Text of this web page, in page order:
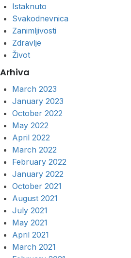
Istaknuto
Svakodnevnica
Zanimljivosti
Zdravlje
Život
Arhiva
March 2023
January 2023
October 2022
May 2022
April 2022
March 2022
February 2022
January 2022
October 2021
August 2021
July 2021
May 2021
April 2021
March 2021